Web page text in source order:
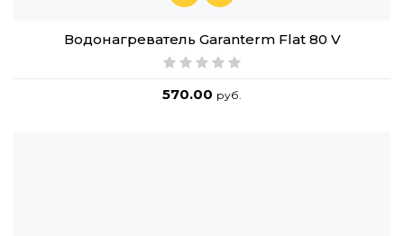
Водонагреватель Garanterm Flat 80 V
570.00 руб.